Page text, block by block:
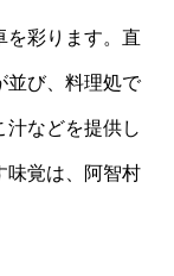
を彩ります。直
並び、料理処で
汁などを提供し
味覚は、阿智村